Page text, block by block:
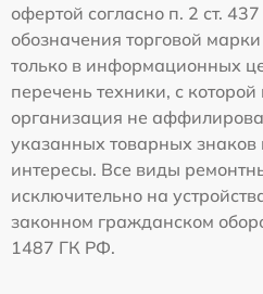
офертой согласно п. 2 ст.
обозначения торговой
только в информационных
перечень техники, с
организация не
указанных товарных знаков
интересы. Все виды
исключительно на
законном гражданском
1487 ГК РФ.